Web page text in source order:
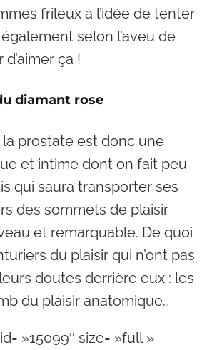
frileux à l’idée de tenter
selon l’aveu de
ça !
diamant rose
prostate est donc une
et intime dont on fait peu
qui saura transporter ses
des sommets de plaisir
et remarquable. De quoi
du plaisir qui n’ont pas
doutes derrière eux : les
du plaisir anatomique…
»15099″ size= »full »